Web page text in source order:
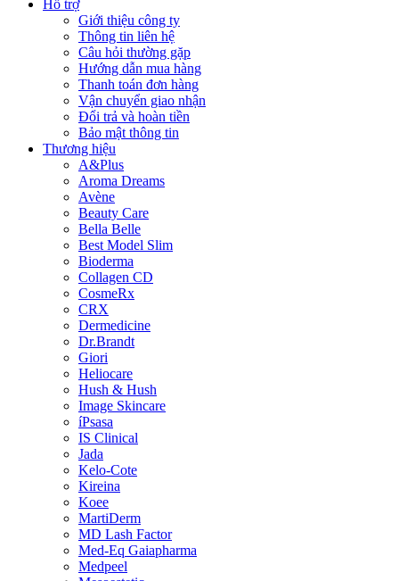
Hỗ trợ
Giới thiệu công ty
Thông tin liên hệ
Câu hỏi thường gặp
Hướng dẫn mua hàng
Thanh toán đơn hàng
Vận chuyển giao nhận
Đổi trả và hoàn tiền
Bảo mật thông tin
Thương hiệu
A&Plus
Aroma Dreams
Avène
Beauty Care
Bella Belle
Best Model Slim
Bioderma
Collagen CD
CosmeRx
CRX
Dermedicine
Dr.Brandt
Giori
Heliocare
Hush & Hush
Image Skincare
íPsasa
IS Clinical
Jada
Kelo-Cote
Kireina
Koee
MartiDerm
MD Lash Factor
Med-Eq Gaiapharma
Medpeel